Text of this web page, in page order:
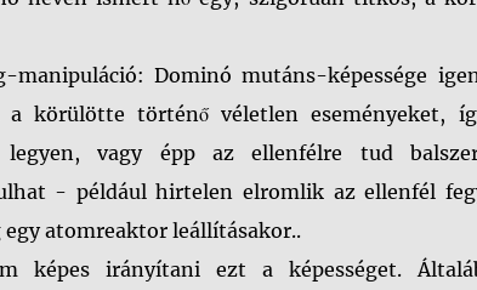
manipuláció: Dominó mutáns-képessége
a körülötte történő véletlen eseményeket,
legyen, vagy épp az ellenfélre tud
- például hirtelen elromlik az ellenfél
egy atomreaktor leállításakor..
képes irányítani ezt a képességet.